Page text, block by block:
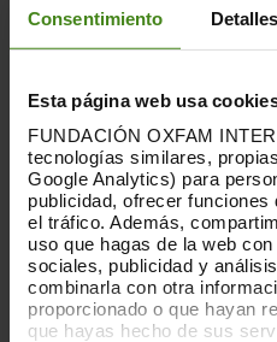
Consentimiento Detalles
Esta página web usa
FUNDACIÓN OXFAM
tecnologías similares,
Google Analytics) para
publicidad, ofrecer
el tráfico. Además,
uso que hagas de la web
sociales, publicidad y
combinarla con otra
proporcionado o que hayan
que hayas hecho de sus
PUBLICACIONES